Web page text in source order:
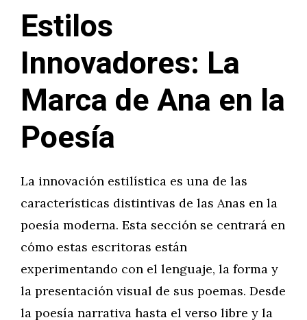
Estilos
Innovadores: La
Marca de Ana en la
Poesía
La innovación estilística es una de las
características distintivas de las Anas en la
poesía moderna. Esta sección se centrará en
cómo estas escritoras están
experimentando con el lenguaje, la forma y
la presentación visual de sus poemas. Desde
la poesía narrativa hasta el verso libre y la